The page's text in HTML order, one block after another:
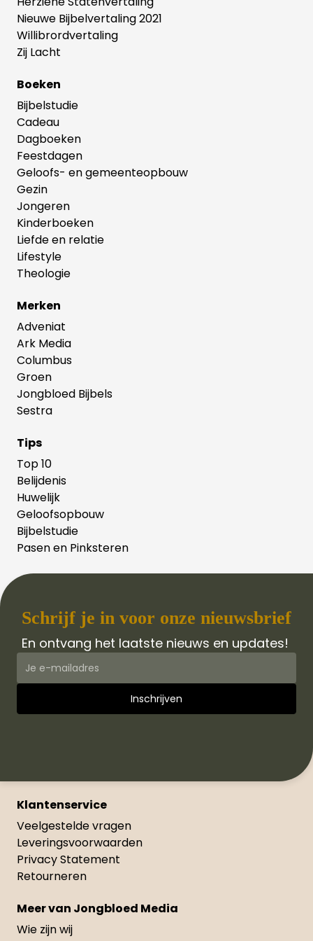
Nieuwe Bijbelvertaling 2021
Willibrordvertaling
Zij Lacht
Boeken
Bijbelstudie
Cadeau
Dagboeken
Feestdagen
Geloofs- en gemeenteopbouw
Gezin
Jongeren
Kinderboeken
Liefde en relatie
Lifestyle
Theologie
Merken
Adveniat
Ark Media
Columbus
Groen
Jongbloed Bijbels
Sestra
Tips
Top 10
Belijdenis
Huwelijk
Geloofsopbouw
Bijbelstudie
Pasen en Pinksteren
Schrijf je in voor onze nieuwsbrief
En ontvang het laatste nieuws en updates!
Klantenservice
Veelgestelde vragen
Leveringsvoorwaarden
Privacy Statement
Retourneren
Meer van Jongbloed Media
Wie zijn wij